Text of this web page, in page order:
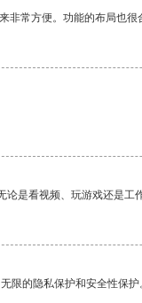
常方便。功能的布局也很
是看视频、玩游戏还是工
限的隐私保护和安全性保护